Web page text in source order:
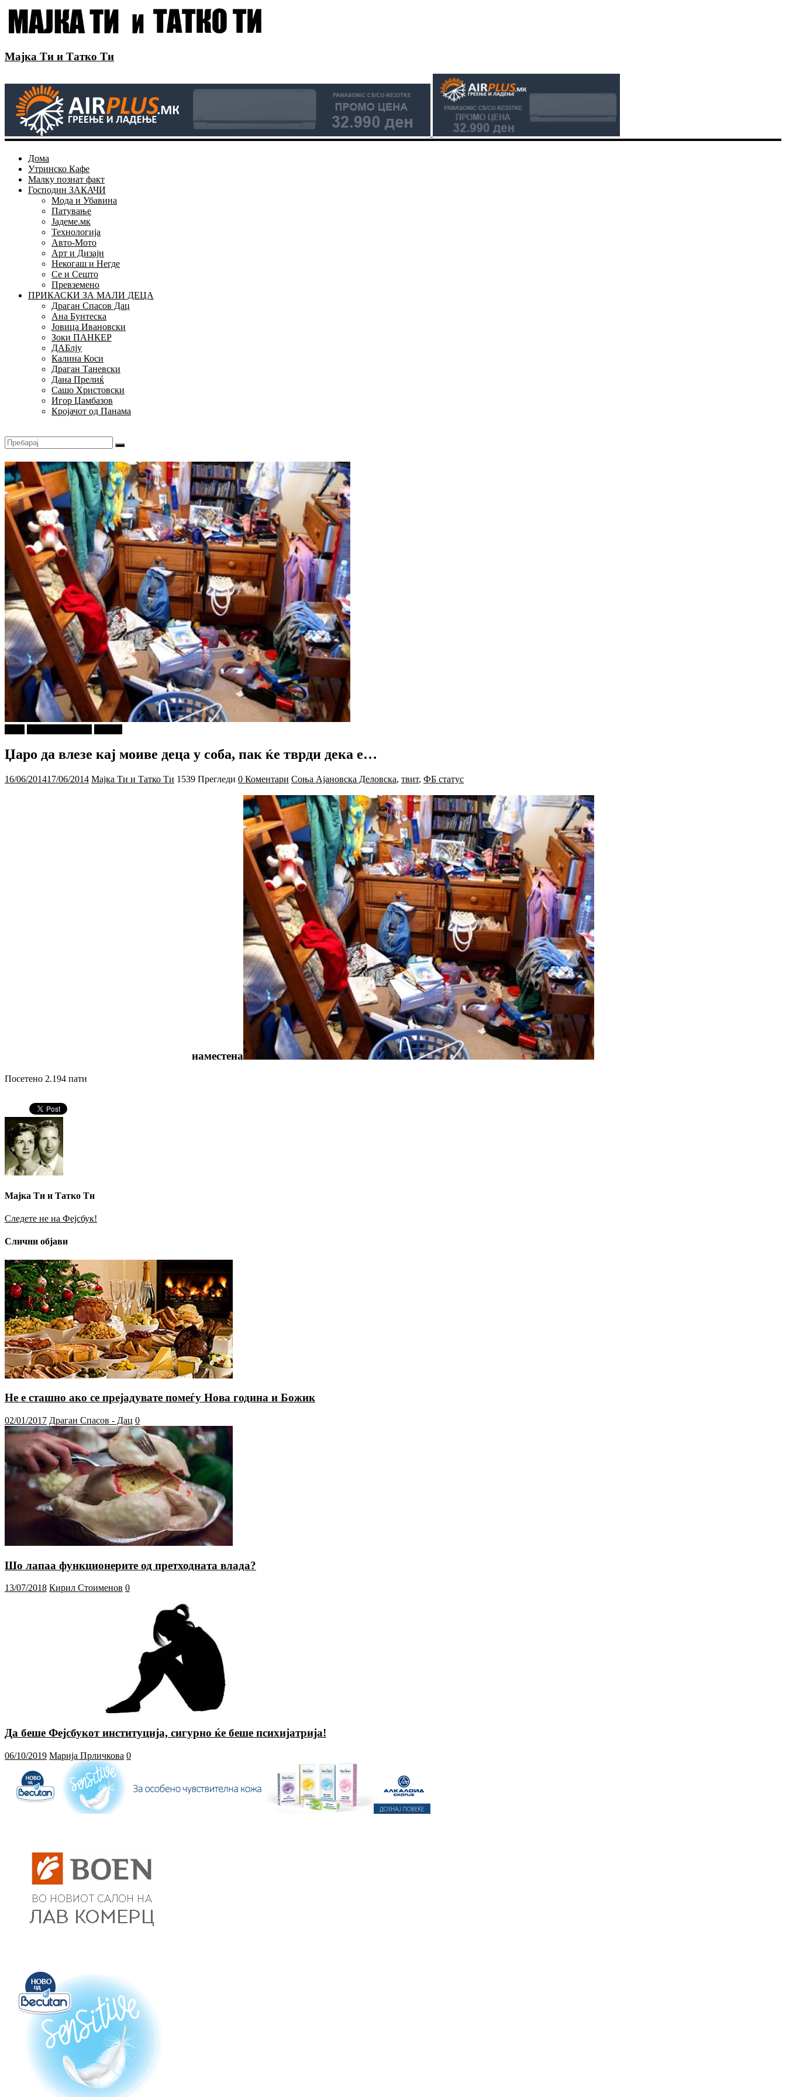
Мајка Ти и Татко Ти
Дома
Утринско Кафе
Малку познат факт
Господин ЗАКАЧИ
Мода и Убавина
Патување
Јадеме.мк
Технологија
Авто-Мото
Арт и Дизајн
Некогаш и Негде
Се и Сешто
Превземено
ПРИКАСКИ ЗА МАЛИ ДЕЦА
Драган Спасов Дац
Ана Бунтеска
Јовица Ивановски
Зоки ПАНКЕР
ДАБлју
Калина Коси
Драган Таневски
Дана Прелиќ
Сашо Христовски
Игор Џамбазов
Кројачот од Панама
Џаро да влезе кај моиве деца у соба, пак ќе тврди дека е…
16/06/201417/06/2014 Мајка Ти и Татко Ти 1539 Прегледи 0 Коментари Соња Ајановска Деловска, твит, ФБ статус
наместена
Посетено 2.194 пати
Мајка Ти и Татко Ти
Следете не на Фејсбук!
Слични објави
Не е сташно ако се прејадувате помеѓу Нова година и Божик
02/01/2017 Драган Спасов - Дац 0
Шо лапаа функционерите од претходната влада?
13/07/2018 Кирил Стоименов 0
Да беше Фејсбукот институција, сигурно ќе беше психијатрија!
06/10/2019 Марија Прличкова 0